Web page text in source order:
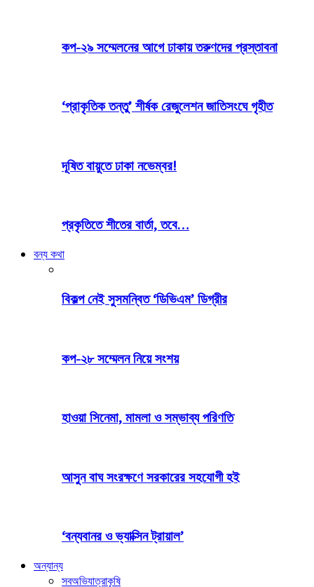
কপ-২৯ সম্মেলনের আগে ঢাকায় তরুণদের প্রস্তাবনা
‘প্রাকৃতিক তন্তু’ শীর্ষক রেজুলেশন জাতিসংঘে গৃহীত
দূষিত বায়ুতে ঢাকা নভেম্বর!
প্রকৃতিতে শীতের বার্তা, তবে…
বন্য কথা
বিকল্প নেই সুসমন্বিত ‘ডিভিএম’ ডিগ্রীর
কপ-২৮ সম্মেলন নিয়ে সংশয়
হাওয়া সিনেমা, মামলা ও সম্ভাব্য পরিণতি
আসুন বাঘ সংরক্ষণে সরকারের সহযোগী হই
‘বন্যবানর ও ভ্যাক্সিন ট্রায়াল’
অন্যান্য
সবঅভিযাত্রাকৃষি